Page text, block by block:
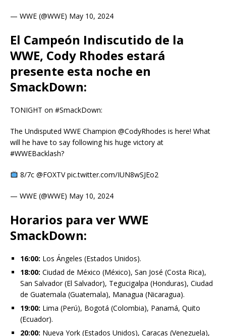
— WWE (@WWE) May 10, 2024
El Campeón Indiscutido de la
WWE, Cody Rhodes estará
presente esta noche en
SmackDown:
TONIGHT on #SmackDown:
The Undisputed WWE Champion @CodyRhodes is here! What
will he have to say following his huge victory at
#WWEBacklash?
8/7c @FOXTV pic.twitter.com/IUN8wSJEo2
— WWE (@WWE) May 10, 2024
Horarios para ver WWE
SmackDown:
16:00: Los Ángeles (Estados Unidos).
18:00: Ciudad de México (México), San José (Costa Rica),
San Salvador (El Salvador), Tegucigalpa (Honduras), Ciudad
de Guatemala (Guatemala), Managua (Nicaragua).
19:00: Lima (Perú), Bogotá (Colombia), Panamá, Quito
(Ecuador).
20:00: Nueva York (Estados Unidos), Caracas (Venezuela),